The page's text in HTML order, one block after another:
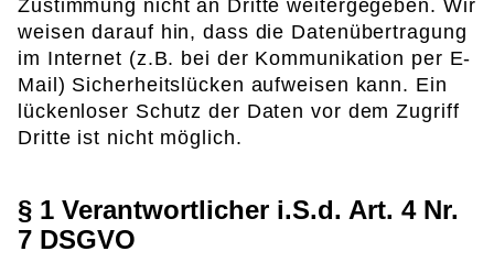
Zustimmung nicht an Dritte weitergegeben. Wir
weisen darauf hin, dass die Datenübertragung
im Internet (z.B. bei der Kommunikation per E-
Mail) Sicherheitslücken aufweisen kann. Ein
lückenloser Schutz der Daten vor dem Zugriff
Dritte ist nicht möglich.
§ 1 Verantwortlicher i.S.d. Art. 4 Nr.
7 DSGVO